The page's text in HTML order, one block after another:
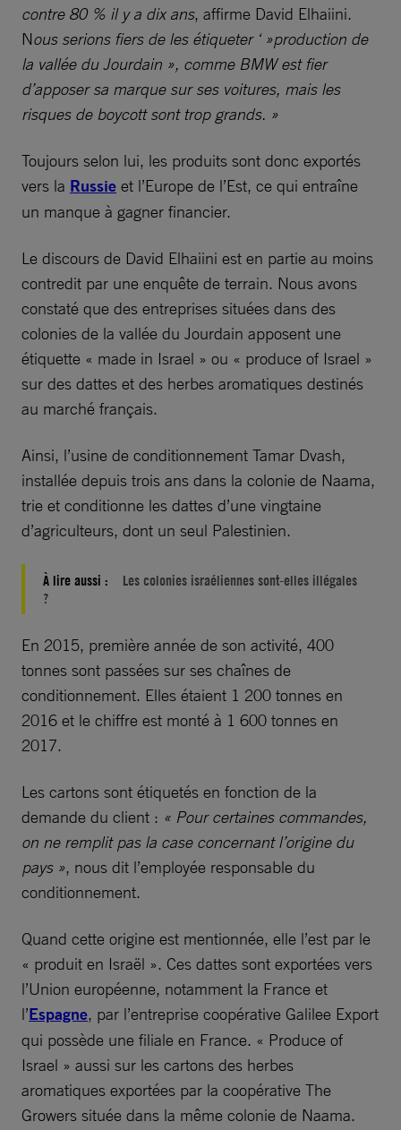
contre 80 % il y a dix ans, affirme David Elhaiini.
Nous serions fiers de les étiqueter ‘ »production de
la vallée du Jourdain », comme BMW est fier
d’apposer sa marque sur ses voitures, mais les
risques de boycott sont trop grands. »
Toujours selon lui, les produits sont donc exportés
vers la Russie et l’Europe de l’Est, ce qui entraîne
un manque à gagner financier.
Le discours de David Elhaiini est en partie au moins
contredit par une enquête de terrain. Nous avons
constaté que des entreprises situées dans des
colonies de la vallée du Jourdain apposent une
étiquette « made in Israel » ou « produce of Israel »
sur des dattes et des herbes aromatiques destinés
au marché français.
Ainsi, l’usine de conditionnement Tamar Dvash,
installée depuis trois ans dans la colonie de Naama,
trie et conditionne les dattes d’une vingtaine
d’agriculteurs, dont un seul Palestinien.
À lire aussi :
Les colonies israéliennes sont-elles illégales
?
En 2015, première année de son activité, 400
tonnes sont passées sur ses chaînes de
conditionnement. Elles étaient 1 200 tonnes en
2016 et le chiffre est monté à 1 600 tonnes en
2017.
Les cartons sont étiquetés en fonction de la
demande du client : « Pour certaines commandes,
on ne remplit pas la case concernant l’origine du
pays », nous dit l’employée responsable du
conditionnement.
Quand cette origine est mentionnée, elle l’est par le
« produit en Israël ». Ces dattes sont exportées vers
l’Union européenne, notamment la France et
l’Espagne, par l’entreprise coopérative Galilee Export
qui possède une filiale en France. « Produce of
Israel » aussi sur les cartons des herbes
aromatiques exportées par la coopérative The
Growers située dans la même colonie de Naama.